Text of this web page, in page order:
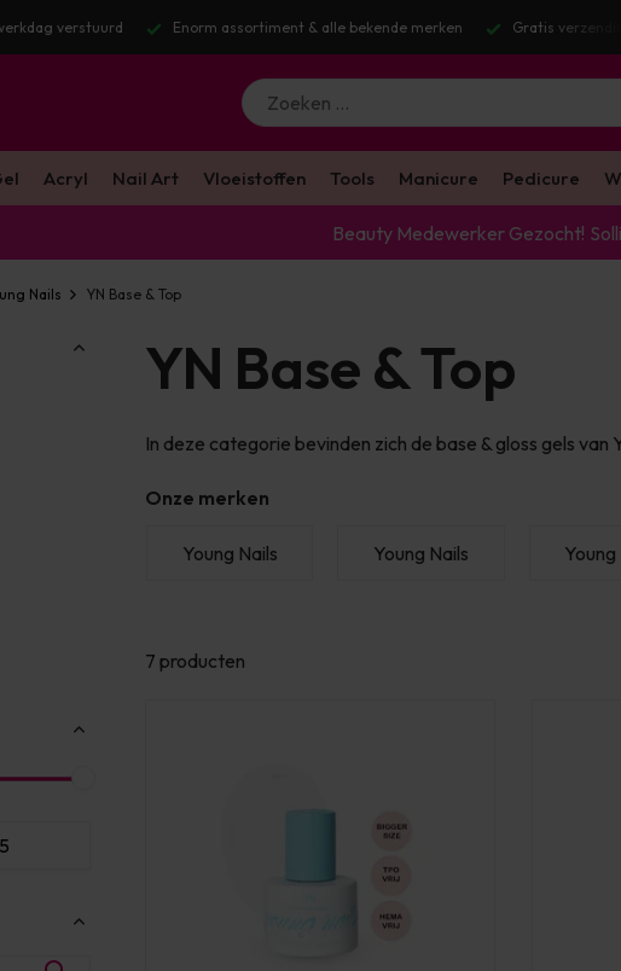
merken Gratis verzending v.a. €100 excl. BTW Voor 16:00 besteld?
Acryl Nail Art Vloeistoffen Tools Manicure Pedicure
Beauty Medewerker Gezocht!
Nails YN Base & Top
YN Base & Top
In deze categorie bevinden zich de base & gloss gels van
Onze merken
Young Nails Young Nails Young
7 producten